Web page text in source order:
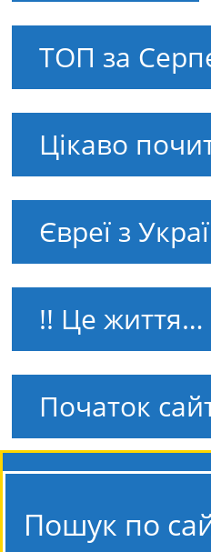
ТОП за
Цікаво
Євреї з
!! Це життя…
Початок
Пошук по